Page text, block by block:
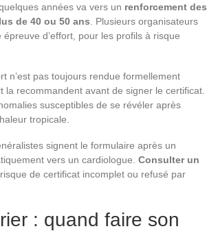
années va vers un renforcement des
de 40 ou 50 ans . Plusieurs organisateurs
d’effort, pour les profils à risque
n’est pas toujours rendue formellement
recommandent avant de signer le certificat.
susceptibles de se révéler après
tropicale.
signent le formulaire après un
vers un cardiologue. Consulter un
de certificat incomplet ou refusé par
: quand faire son